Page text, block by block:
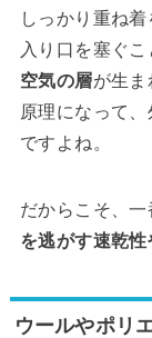
しっかり重ね
入り口を塞ぐこ
空気の層が生
原理になって
ですよね。
だからこそ、一
を逃がす速乾
ウールやポリ